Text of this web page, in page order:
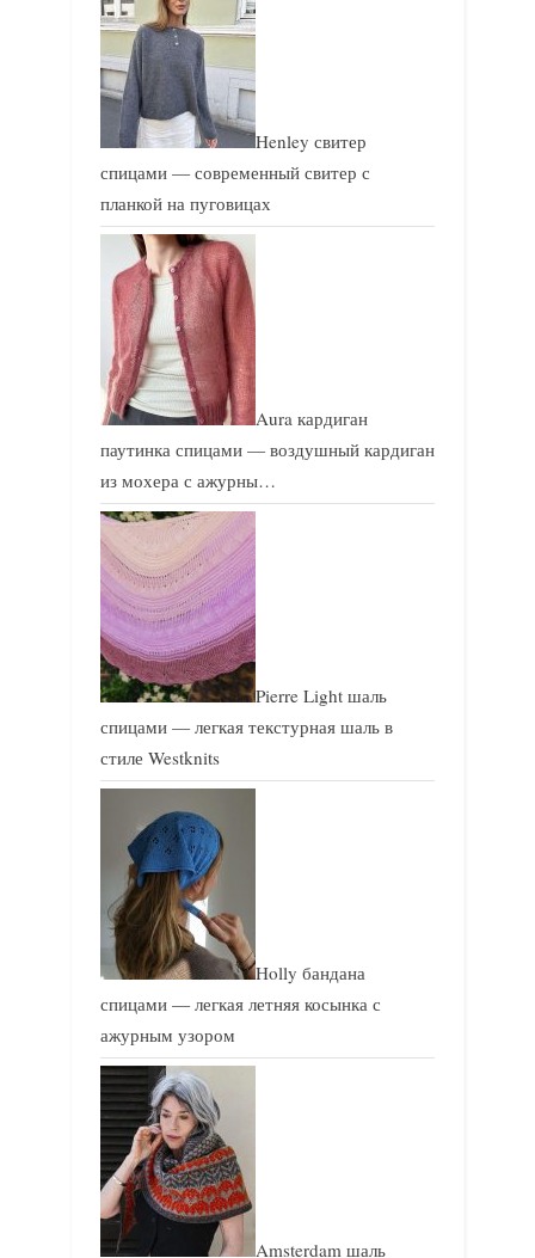
Henley свитер
спицами — современный свитер с
планкой на пуговицах
Aura кардиган
паутинка спицами — воздушный кардиган
из мохера с ажурны…
Pierre Light шаль
спицами — легкая текстурная шаль в
стиле Westknits
Holly бандана
спицами — легкая летняя косынка с
ажурным узором
Amsterdam шаль